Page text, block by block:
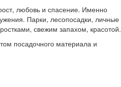
любовь и спасение. Именно
Парки, лесопосадки, личные
свежим запахом, красотой.
посадочного материала и